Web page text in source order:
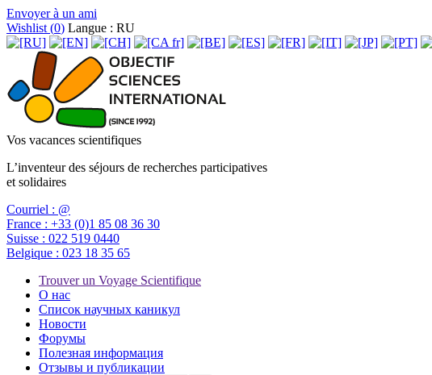
Envoyer à un ami
Wishlist (0) Langue : RU
Vos vacances scientifiques
L’inventeur des séjours de recherches participatives
et solidaires
Courriel : @
France : +33 (0)1 85 08 36 30
Suisse : 022 519 0440
Belgique : 023 18 35 65
Trouver un Voyage Scientifique
О нас
Список научных каникул
Новости
Форумы
Полезная информация
Отзывы и публикации